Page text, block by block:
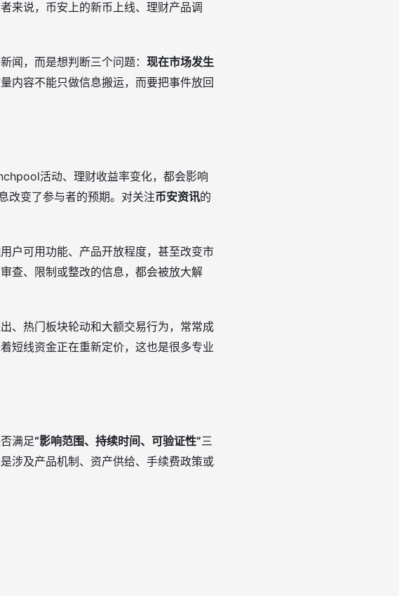
来说，币安上的新币上线、理财产品调
闻，而是想判断三个问题： 现在市场发生
内容不能只做信息搬运，而要把事件放回
活动、理财收益率变化，都会影响
改变了参与者的预期。对关注币安资讯的
户可用功能、产品开放程度，甚至改变市
查、限制或整改的信息，都会被放大解
、热门板块轮动和大额交易行为，常常成
短线资金正在重新定价，这也是很多专业
满足“影响范围、持续时间、可验证性”三
涉及产品机制、资产供给、手续费政策或